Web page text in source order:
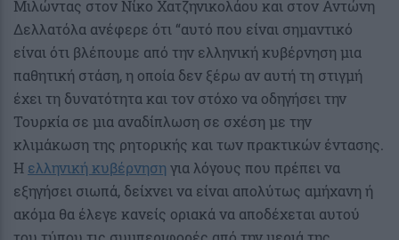
Μιλώντας στον Νίκο Χατζηνικολάου και στον Αντώνη
Δελλατόλα ανέφερε ότι “αυτό που είναι σημαντικό
είναι ότι βλέπουμε από την ελληνική κυβέρνηση μια
παθητική στάση, η οποία δεν ξέρω αν αυτή τη στιγμή
έχει τη δυνατότητα και τον στόχο να οδηγήσει την
Τουρκία σε μια αναδίπλωση σε σχέση με την
κλιμάκωση της ρητορικής και των πρακτικών έντασης.
Η ελληνική κυβέρνηση για λόγους που πρέπει να
εξηγήσει σιωπά, δείχνει να είναι απολύτως αμήχανη ή
ακόμα θα έλεγε κανείς οριακά να αποδέχεται αυτού